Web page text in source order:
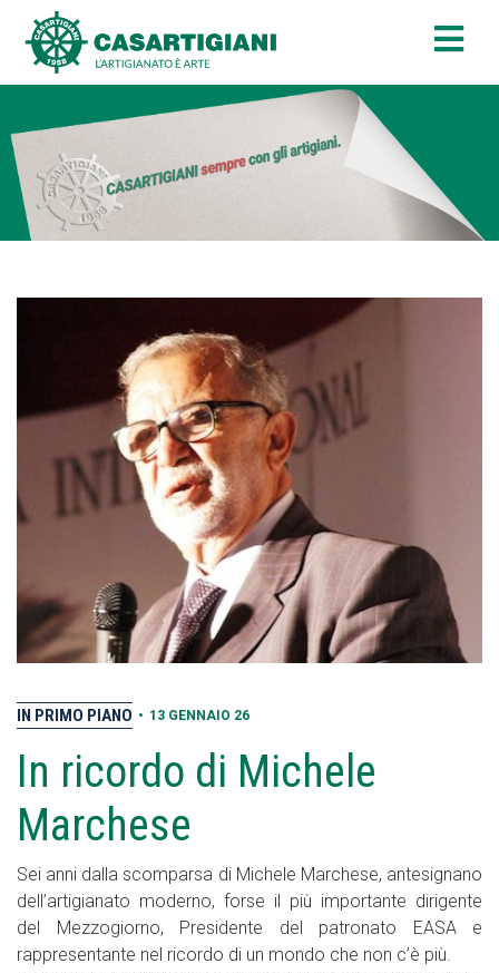
IN PRIMO PIANO • 13 GENNAIO 26
In ricordo di Michele
Marchese
Sei anni dalla scomparsa di Michele Marchese, antesignano
dell’artigianato moderno, forse il più importante dirigente
del Mezzogiorno, Presidente del patronato EASA e
rappresentante nel ricordo di un mondo che non c’è più.